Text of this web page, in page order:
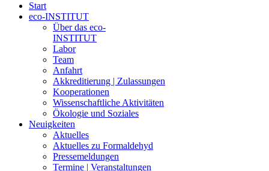
Start
eco-INSTITUT
Über das eco-
INSTITUT
Labor
Team
Anfahrt
Akkreditierung | Zulassungen
Kooperationen
Wissenschaftliche Aktivitäten
Ökologie und Soziales
Neuigkeiten
Aktuelles
Aktuelles zu Formaldehyd
Pressemeldungen
Termine | Veranstaltungen